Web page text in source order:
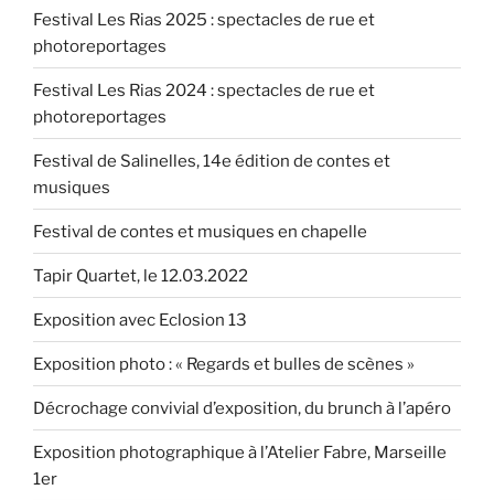
Festival Les Rias 2025 : spectacles de rue et
photoreportages
Festival Les Rias 2024 : spectacles de rue et
photoreportages
Festival de Salinelles, 14e édition de contes et
musiques
Festival de contes et musiques en chapelle
Tapir Quartet, le 12.03.2022
Exposition avec Eclosion 13
Exposition photo : « Regards et bulles de scènes »
Décrochage convivial d’exposition, du brunch à l’apéro
Exposition photographique à l’Atelier Fabre, Marseille
1er